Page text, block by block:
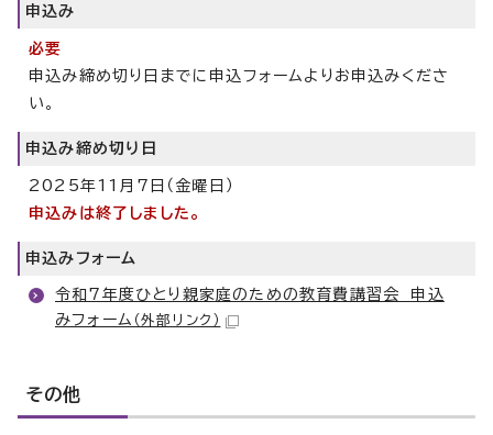
申込み
必要
申込み締め切り日までに申込フォームよりお申込みくださ
い。
申込み締め切り日
2025年11月7日（金曜日）
申込みは終了しました。
申込みフォーム
令和7年度ひとり親家庭のための教育費講習会 申込
みフォーム （外部リンク）
その他